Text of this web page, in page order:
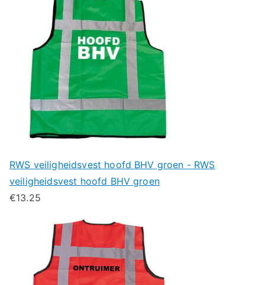
RWS veiligheidsvest hoofd BHV groen - RWS
veiligheidsvest hoofd BHV groen
€13.25